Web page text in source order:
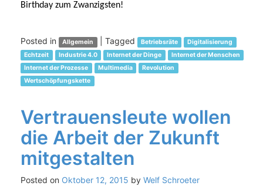
Birthday zum Zwanzigsten!
Posted in Allgemein Tagged Betriebsräte
Digitalisierung
Echtzeit
Industrie 4.0 Internet der Dinge
Internet der Menschen
Internet der Prozesse
Multimedia
Revolution
Wertschöpfungskette
Vertrauensleute wollen
die Arbeit der Zukunft
mitgestalten
Posted on Oktober 12, 2015 by Welf Schroeter